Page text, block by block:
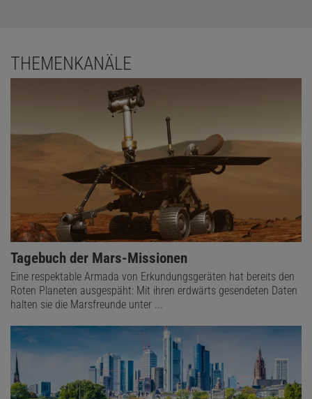
THEMENKANÄLE
Tagebuch der Mars-Missionen
Eine respektable Armada von Erkundungsgeräten hat bereits den
Roten Planeten ausgespäht: Mit ihren erdwärts gesendeten Daten
halten sie die Marsfreunde unter ...